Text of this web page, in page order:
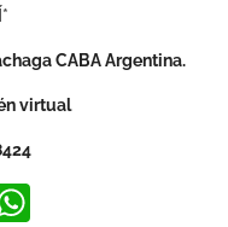
CABA Argentina.
virtual